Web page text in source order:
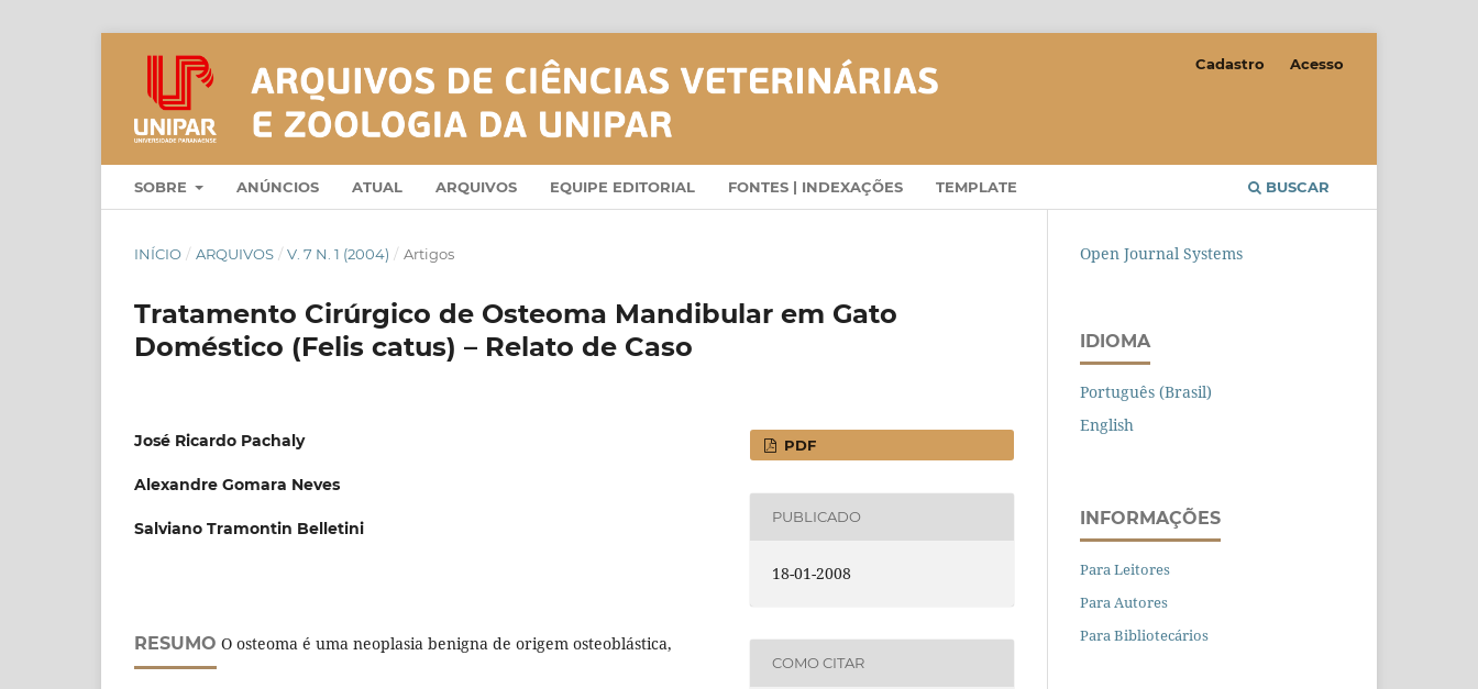
SOBRE ANÚNCIOS ATUAL ARQUIVOS EQUIPE EDITORIAL FONTES | INDEXAÇÕES TEMPLATE BUSCAR
Cadastro Acesso
INÍCIO / ARQUIVOS / V. 7 N. 1 (2004) / Artigos
Tratamento Cirúrgico de Osteoma Mandibular em Gato
Doméstico (Felis catus) – Relato de Caso
José Ricardo Pachaly
Alexandre Gomara Neves
Salviano Tramontin Belletini
RESUMO O osteoma é uma neoplasia benigna de origem osteoblástica,
PDF
PUBLICADO
18-01-2008
COMO CITAR
Open Journal Systems
IDIOMA
Português (Brasil)
English
INFORMAÇÕES
Para Leitores
Para Autores
Para Bibliotecários